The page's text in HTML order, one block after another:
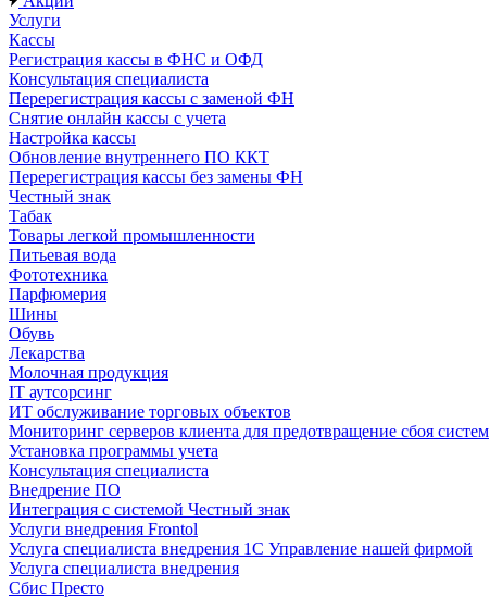
Услуги
Кассы
Регистрация кассы в ФНС и ОФД
Консультация специалиста
Перерегистрация кассы с заменой ФН
Снятие онлайн кассы с учета
Настройка кассы
Обновление внутреннего ПО ККТ
Перерегистрация кассы без замены ФН
Честный знак
Табак
Товары легкой промышленности
Питьевая вода
Фототехника
Парфюмерия
Шины
Обувь
Лекарства
Молочная продукция
IT аутсорсинг
ИТ обслуживание торговых объектов
Мониторинг серверов клиента для предотвращение сбоя систем
Установка программы учета
Консультация специалиста
Внедрение ПО
Интеграция с системой Честный знак
Услуги внедрения Frontol
Услуга специалиста внедрения 1С Управление нашей фирмой
Услуга специалиста внедрения
Сбис Престо